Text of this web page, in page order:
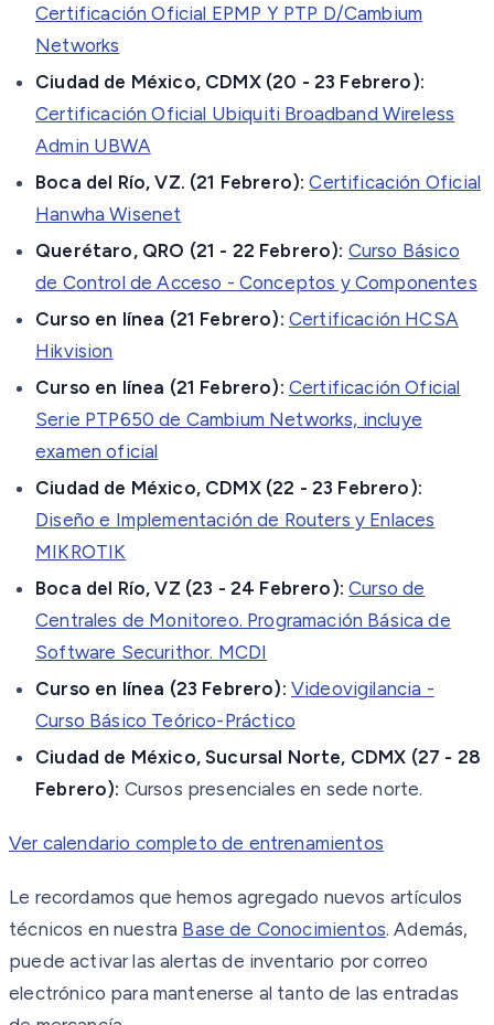
Certificación Oficial EPMP Y PTP D/Cambium
Networks
Ciudad de México, CDMX (20 - 23 Febrero):
Certificación Oficial Ubiquiti Broadband Wireless
Admin UBWA
Boca del Río, VZ. (21 Febrero): Certificación Oficial
Hanwha Wisenet
Querétaro, QRO (21 - 22 Febrero): Curso Básico
de Control de Acceso - Conceptos y Componentes
Curso en línea (21 Febrero): Certificación HCSA
Hikvision
Curso en línea (21 Febrero): Certificación Oficial
Serie PTP650 de Cambium Networks, incluye
examen oficial
Ciudad de México, CDMX (22 - 23 Febrero):
Diseño e Implementación de Routers y Enlaces
MIKROTIK
Boca del Río, VZ (23 - 24 Febrero): Curso de
Centrales de Monitoreo. Programación Básica de
Software Securithor. MCDI
Curso en línea (23 Febrero): Videovigilancia -
Curso Básico Teórico-Práctico
Ciudad de México, Sucursal Norte, CDMX (27 - 28
Febrero): Cursos presenciales en sede norte.
Ver calendario completo de entrenamientos
Le recordamos que hemos agregado nuevos artículos
técnicos en nuestra Base de Conocimientos. Además,
puede activar las alertas de inventario por correo
electrónico para mantenerse al tanto de las entradas